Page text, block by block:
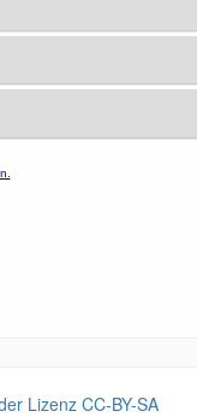
Lizenz CC-BY-SA